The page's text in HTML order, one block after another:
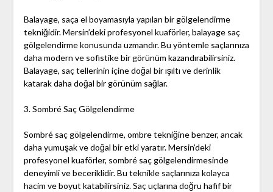
Balayage, saça el boyamasıyla yapılan bir gölgelendirme
tekniğidir. Mersin’deki profesyonel kuaförler, balayage saç
gölgelendirme konusunda uzmandır. Bu yöntemle saçlarınıza
daha modern ve sofistike bir görünüm kazandırabilirsiniz.
Balayage, saç tellerinin içine doğal bir ışıltı ve derinlik
katarak daha doğal bir görünüm sağlar.
3. Sombré Saç Gölgelendirme
Sombré saç gölgelendirme, ombre tekniğine benzer, ancak
daha yumuşak ve doğal bir etki yaratır. Mersin’deki
profesyonel kuaförler, sombré saç gölgelendirmesinde
deneyimli ve beceriklidir. Bu teknikle saçlarınıza kolayca
hacim ve boyut katabilirsiniz. Saç uçlarına doğru hafif bir